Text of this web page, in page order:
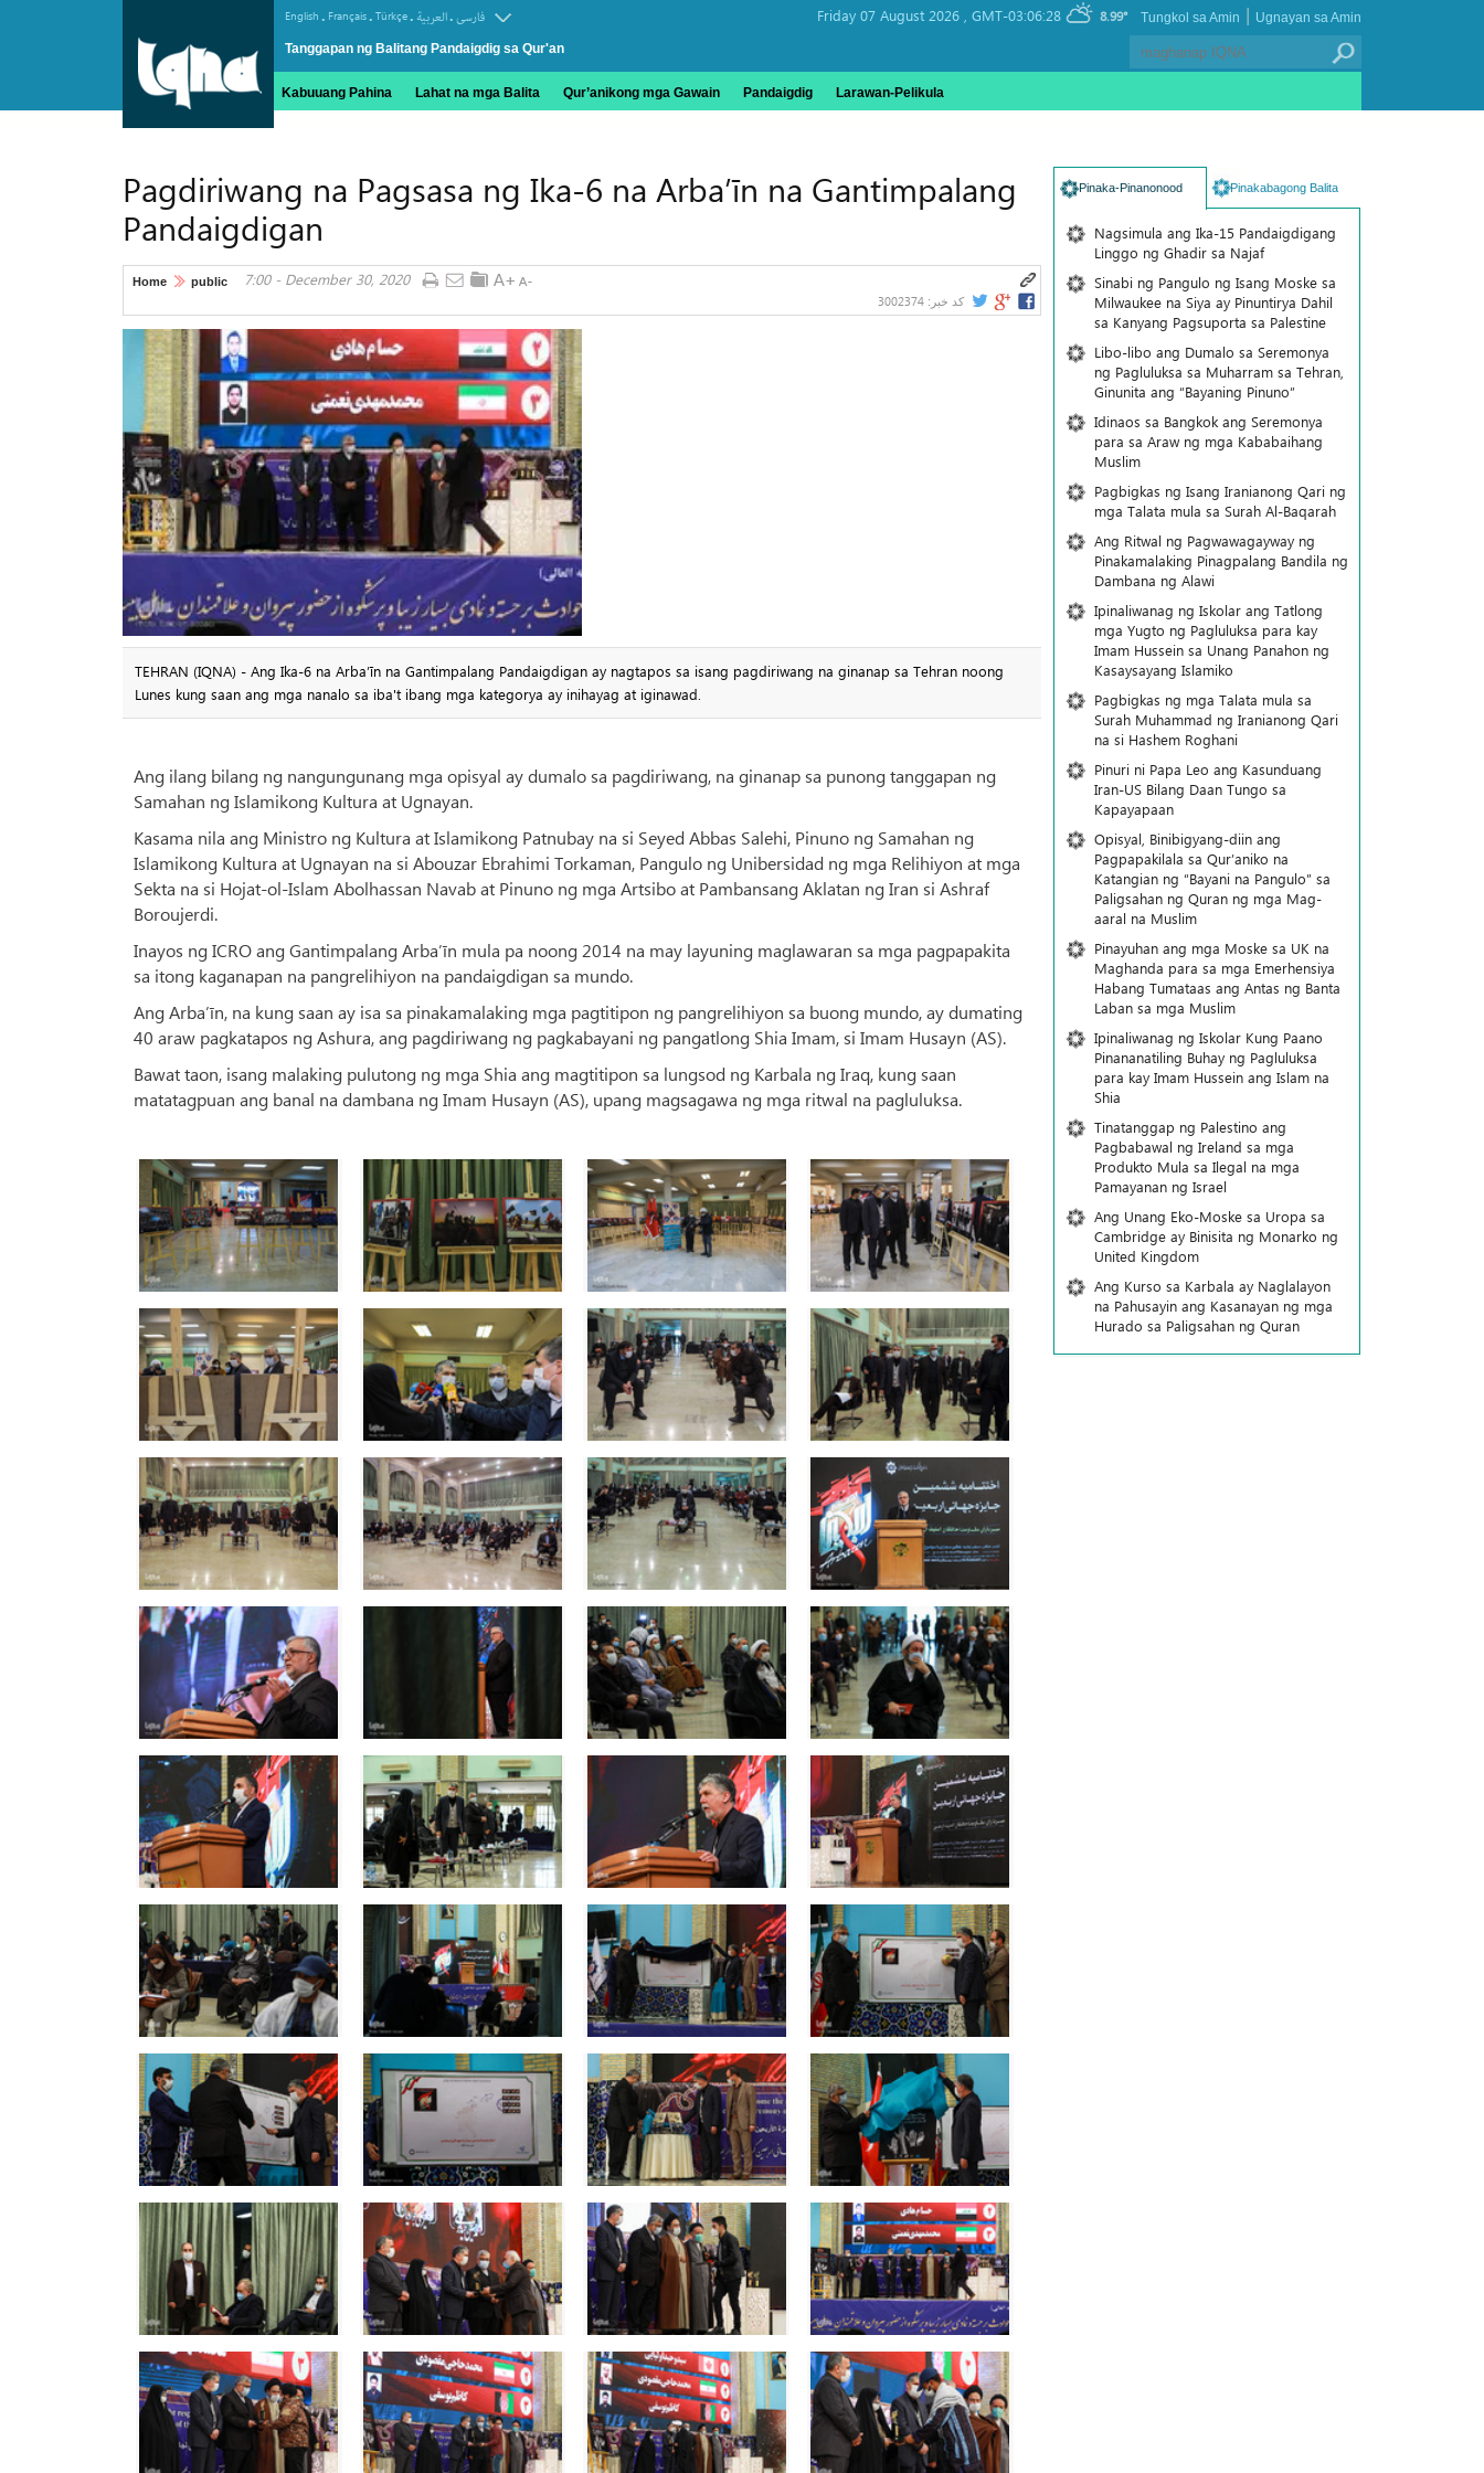
English . Français. Türkçe. العربیة.فارسی
Tanggapan ng Balitang Pandaigdig sa Qur'an
Friday 07 August 2026 , GMT-03:06:28 8.99° Ugnayan sa Amin
|
Tungkol sa Amin
Kabuuang Pahina Lahat na mga Balita Qur’anikong mga Gawain Pandaigdig Larawan-Pelikula
Pagdiriwang na Pagsasa ng Ika-6 na Arba’īn na Gantimpalang
Pandaigdigan
Home public 7:00 - December 30, 2020
کد خبر:3002374
TEHRAN (IQNA) - Ang Ika-6 na Arba’īn na Gantimpalang Pandaigdigan ay nagtapos sa isang pagdiriwang na ginanap sa Tehran noong
Lunes kung saan ang mga nanalo sa iba't ibang mga kategorya ay inihayag at iginawad.
Ang ilang bilang ng nangungunang mga opisyal ay dumalo sa pagdiriwang, na ginanap sa punong tanggapan ng
Samahan ng Islamikong Kultura at Ugnayan.
Kasama nila ang Ministro ng Kultura at Islamikong Patnubay na si Seyed Abbas Salehi, Pinuno ng Samahan ng
Islamikong Kultura at Ugnayan na si Abouzar Ebrahimi Torkaman, Pangulo ng Unibersidad ng mga Relihiyon at mga
Sekta na si Hojat-ol-Islam Abolhassan Navab at Pinuno ng mga Artsibo at Pambansang Aklatan ng Iran si Ashraf
Boroujerdi.
Inayos ng ICRO ang Gantimpalang Arba’īn mula pa noong 2014 na may layuning maglawaran sa mga pagpapakita
sa itong kaganapan na pangrelihiyon na pandaigdigan sa mundo.
Ang Arba’īn, na kung saan ay isa sa pinakamalaking mga pagtitipon ng pangrelihiyon sa buong mundo, ay dumating
40 araw pagkatapos ng Ashura, ang pagdiriwang ng pagkabayani ng pangatlong Shia Imam, si Imam Husayn (AS).
Bawat taon, isang malaking pulutong ng mga Shia ang magtitipon sa lungsod ng Karbala ng Iraq, kung saan
matatagpuan ang banal na dambana ng Imam Husayn (AS), upang magsagawa ng mga ritwal na pagluluksa.
Pinaka-Pinanonood Pinakabagong Balita
Nagsimula ang Ika-15 Pandaigdigang
Linggo ng Ghadir sa Najaf
Sinabi ng Pangulo ng Isang Moske sa
Milwaukee na Siya ay Pinuntirya Dahil
sa Kanyang Pagsuporta sa Palestine
Libo-libo ang Dumalo sa Seremonya
ng Pagluluksa sa Muharram sa Tehran,
Ginunita ang “Bayaning Pinuno”
Idinaos sa Bangkok ang Seremonya
para sa Araw ng mga Kababaihang
Muslim
Pagbigkas ng Isang Iranianong Qari ng
mga Talata mula sa Surah Al-Baqarah
Ang Ritwal ng Pagwawagayway ng
Pinakamalaking Pinagpalang Bandila ng
Dambana ng Alawi
Ipinaliwanag ng Iskolar ang Tatlong
mga Yugto ng Pagluluksa para kay
Imam Hussein sa Unang Panahon ng
Kasaysayang Islamiko
Pagbigkas ng mga Talata mula sa
Surah Muhammad ng Iranianong Qari
na si Hashem Roghani
Pinuri ni Papa Leo ang Kasunduang
Iran-US Bilang Daan Tungo sa
Kapayapaan
Opisyal, Binibigyang-diin ang
Pagpapakilala sa Qur’aniko na
Katangian ng “Bayani na Pangulo” sa
Paligsahan ng Quran ng mga Mag-
aaral na Muslim
Pinayuhan ang mga Moske sa UK na
Maghanda para sa mga Emerhensiya
Habang Tumataas ang Antas ng Banta
Laban sa mga Muslim
Ipinaliwanag ng Iskolar Kung Paano
Pinananatiling Buhay ng Pagluluksa
para kay Imam Hussein ang Islam na
Shia
Tinatanggap ng Palestino ang
Pagbabawal ng Ireland sa mga
Produkto Mula sa Ilegal na mga
Pamayanan ng Israel
Ang Unang Eko-Moske sa Uropa sa
Cambridge ay Binisita ng Monarko ng
United Kingdom
Ang Kurso sa Karbala ay Naglalayon
na Pahusayin ang Kasanayan ng mga
Hurado sa Paligsahan ng Quran